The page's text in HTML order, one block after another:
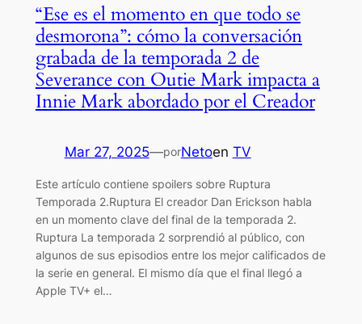
“Ese es el momento en que todo se
desmorona”: cómo la conversación
grabada de la temporada 2 de
Severance con Outie Mark impacta a
Innie Mark abordado por el Creador
Mar 27, 2025—porNetoen TV
Este artículo contiene spoilers sobre Ruptura
Temporada 2.Ruptura El creador Dan Erickson habla
en un momento clave del final de la temporada 2.
Ruptura La temporada 2 sorprendió al público, con
algunos de sus episodios entre los mejor calificados de
la serie en general. El mismo día que el final llegó a
Apple TV+ el…